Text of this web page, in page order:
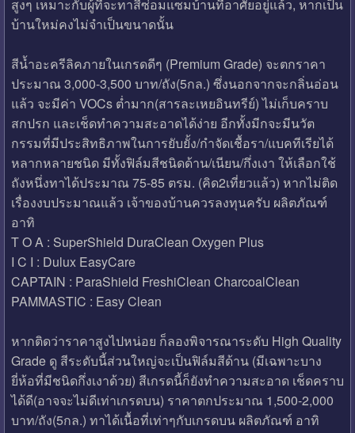
สูงๆ เหมาะกับผู้ที่จะทาสีซ่อมแซมบ้านที่อาศัยอยู่แล้ว, หากเป็น
บ้านใหม่คงไม่จำเป็นขนาดนั้น
สีน้ำอะครีลิคภายในเกรดดีๆ (Premium Grade) จะตกราคา
ประมาณ 3,000-3,500 บาท/ถัง(5กล.) ซึ่งนอกจากจะกลิ่นอ่อน
แล้ว จะมีค่า VOCs ต่ำมาก(สารละเหยอินทรีย์) ไม่เก็บคราบ
สกปรก และเช็ดทำความสะอาดได้ง่าย อีกทั้งมีกจะมีนวัต
กรรมที่มีประสิทธิภาพในการยับยั้ง/กำจัดเชื้อรา/แบคทีเรียได้
หลากหลายชนิด มีทั้งฟิล์มสีชนิดด้าน/เนียน/กึ่งเงา ให้เลือกใช้
ถังหนึ่งทาได้ประมาณ 75-85 ตรม. (คิด2เที่ยวแล้ว) หากไม่ติด
เรื่องงบประมาณแล้ว เจ้าของบ้านควรลงทุนครับ ผลิตภัณฑ์
อาทิ
T O A : SuperShield DuraClean Oxygen Plus
I C I : Dulux EasyCare
CAPTAIN : ParaShield FreshiClean CharcoalClean
PAMMASTIC : Easy Clean
หากติดว่าราคาสูงไปหน่อย ก็ลองพิจารณาระดับ High Quality
Grade ดู สีระดับนี้ส่วนใหญ่จะเป็นฟิล์มสีด้าน (มีเฉพาะบาง
ยี่ห้อที่มีชนิดกึ่งเงาด้วย) สีเกรดนี้ก็ยังทำความสะอาด เช็ดคราบ
ได้ดี(อาจจะไม่ดีเท่าเกรดบน) ราคาตกประมาณ 1,500-2,000
บาท/ถัง(5กล.) ทาได้เนื้อที่เท่าๆกับเกรดบน ผลิตภัณฑ์ อาทิ